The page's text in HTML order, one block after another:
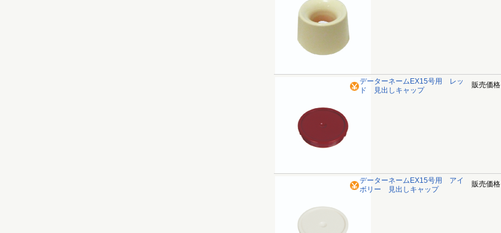
データーネームEX15号用 レッ
ド 見出しキャップ
販売価格
データーネームEX15号用 アイ
ボリー 見出しキャップ
販売価格